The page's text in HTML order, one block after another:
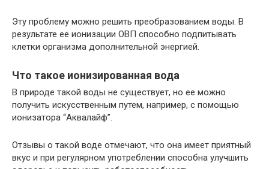
Эту проблему можно решить преобразованием воды. В
результате ее ионизации ОВП способно подпитывать
клетки организма дополнительной энергией.
Что такое ионизированная вода
В природе такой воды не существует, но ее можно
получить искусственным путем, например, с помощью
ионизатора “Аквалайф”.
Отзывы о такой воде отмечают, что она имеет приятный
вкус и при регулярном употреблении способна улучшить